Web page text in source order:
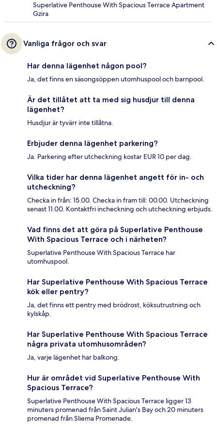
Superlative Penthouse With Spacious Terrace Apartment
Gzira
Vanliga frågor och svar
Har denna lägenhet någon pool?
Ja, det finns en säsongsöppen utomhuspool och barnpool.
Är det tillåtet att ta med sig husdjur till denna
lägenhet?
Husdjur är tyvärr inte tillåtna.
Erbjuder denna lägenhet parkering?
Ja. Parkering efter utcheckning kostar EUR 10 per dag.
Vilka tider har denna lägenhet angett för in- och
utcheckning?
Checka in från: 15.00. Checka in fram till: 00.00. Utcheckning
senast 11.00. Kontaktfri incheckning och utcheckning erbjuds.
Vad finns det att göra på Superlative Penthouse
With Spacious Terrace och i närheten?
Superlative Penthouse With Spacious Terrace har
utomhuspool.
Har Superlative Penthouse With Spacious Terrace
kök eller pentry?
Ja, det finns ett pentry med brödrost, köksutrustning och
kylskåp.
Har Superlative Penthouse With Spacious Terrace
några privata utomhusområden?
Ja, varje lägenhet har balkong.
Hur är området vid Superlative Penthouse With
Spacious Terrace?
Superlative Penthouse With Spacious Terrace ligger 13
minuters promenad från Saint Julian's Bay och 20 minuters
promenad från Sliema Promenade.